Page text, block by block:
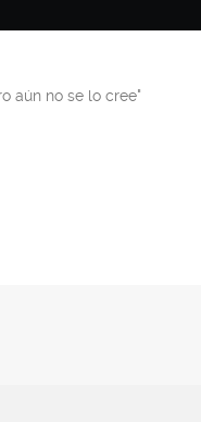
aún no se lo cree"